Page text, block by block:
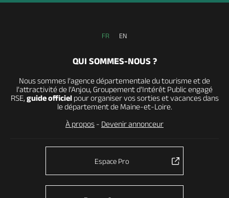
FR EN
QUI SOMMES-NOUS ?
Nous sommes l’agence départementale du tourisme et de
l’attractivité de l’Anjou, Groupement d’Intérêt Public engagé
RSE, guide officielpour organiser vos sorties et vacances dans
le département de Maine-et-Loire.
À propos - Devenir annonceur
Espace Pro